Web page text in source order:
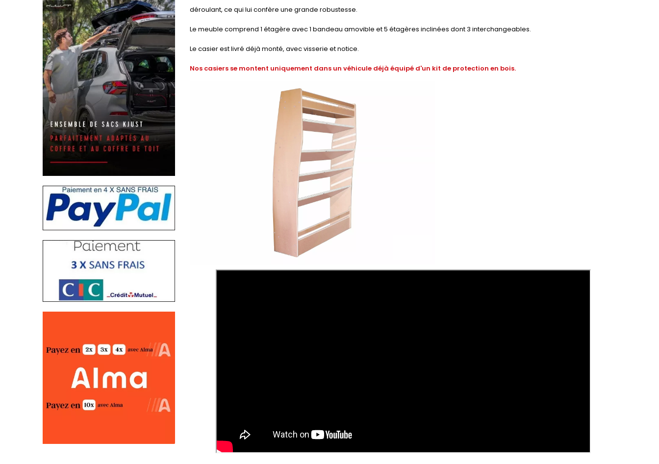
déroulant, ce qui lui confère une grande robustesse.
Le meuble comprend 1 étagère avec 1 bandeau amovible et 5 étagères inclinées dont 3 interchangeables.
Le casier est livré déjà monté, avec visserie et notice.
Nos casiers se montent uniquement dans un véhicule déjà équipé d'un kit de protection en bois.